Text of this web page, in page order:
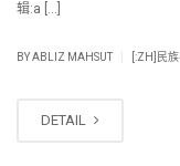
辑:a […]
BYABLIZ MAHSUT [:ZH]民
DETAIL